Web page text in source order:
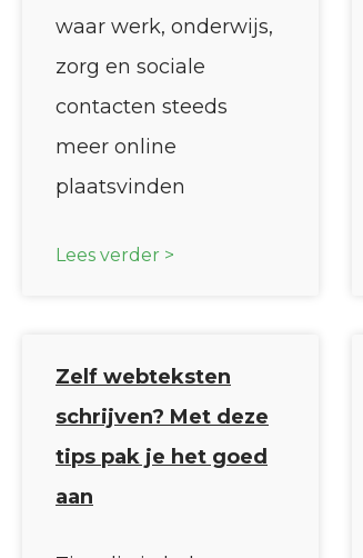
waar werk, onderwijs,
zorg en sociale
contacten steeds
meer online
plaatsvinden
Lees verder >
Zelf webteksten
schrijven? Met deze
tips pak je het goed
aan